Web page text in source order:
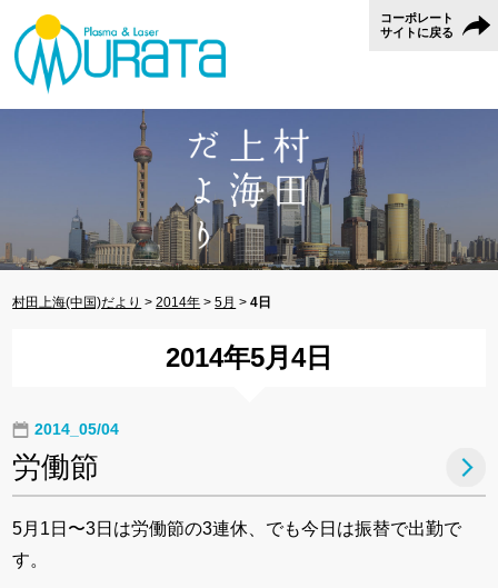
コーポレート
サイトに戻る
村田上海(中国)だより >2014年 >5月 >4日
2014年5月4日
2014_05/04
労働節
5月1日〜3日は労働節の3連休、でも今日は振替で出勤で
す。